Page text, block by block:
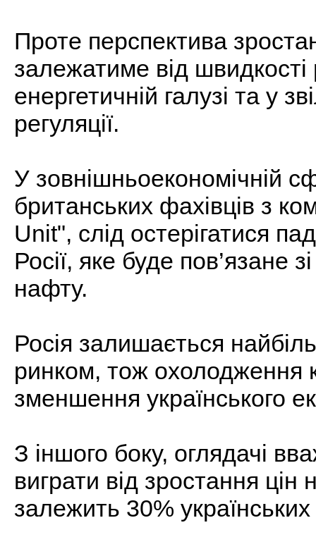
Проте перспектива
залежатиме від
енергетичній галузі та у
регуляції.
У зовнішньоекономічній
британських фахівців з
Unit", слід остерігатися
Росії, яке буде пов’язане
нафту.
Росія залишається
ринком, тож охолодження
зменшення українського
З іншого боку, оглядачі
виграти від зростання цін
залежить 30%